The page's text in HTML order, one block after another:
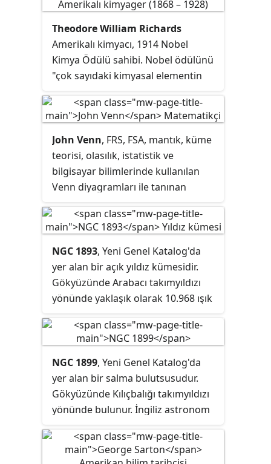
Theodore William Richards
Amerikalı kimyacı, 1914 Nobel
Kimya Ödülü sahibi. Nobel ödülünü
"çok sayıdaki kimyasal elementin
saptanmasından dolayı" kazandı.
John Venn, FRS, FSA, mantık, küme
teorisi, olasılık, istatistik ve
bilgisayar bilimlerinde kullanılan
Venn diyagramları ile tanınan
mantıkçı ve filozoftu.
NGC 1893, Yeni Genel Katalog'da
yer alan bir açık yıldız kümesidir.
Gökyüzünde Arabacı takımyıldızı
yönünde yaklaşık olarak 10.968 ışık
astronom John Herschel tarafından
1827 yılında 47,5 cm çaplı aynalı tip
bir teleskopla keşfedilmiştir. Küme,
salma bulutsusu IC 410'un kalbinde
yer alır.
NGC 1899, Yeni Genel Katalog'da
yer alan bir salma bulutsusudur.
Gökyüzünde Kılıçbalığı takımyıldızı
yönünde bulunur. İngiliz astronom
yılında 47,5 cm çaplı aynalı tip bir
teleskopla keşfedilmiştir.